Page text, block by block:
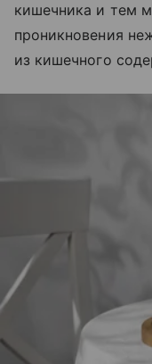
кишечника и тем
проникновения
из кишечного